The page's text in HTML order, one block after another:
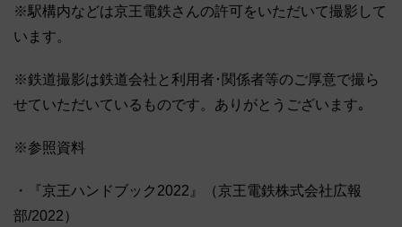
※駅構内などは京王電鉄さんの許可をいただいて撮影して
います。
※鉄道撮影は鉄道会社と利用者･関係者等のご厚意で撮ら
せていただいているものです。ありがとうございます｡
※参照資料
・『京王ハンドブック2022』（京王電鉄株式会社広報
部/2022）